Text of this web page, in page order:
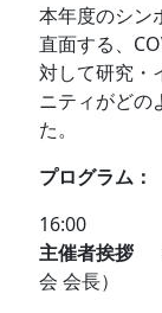
本年度のシン
直面する、
対して研究・
ニティがどの
た。
プログラム：
16:00
主催者挨拶
会 会長）